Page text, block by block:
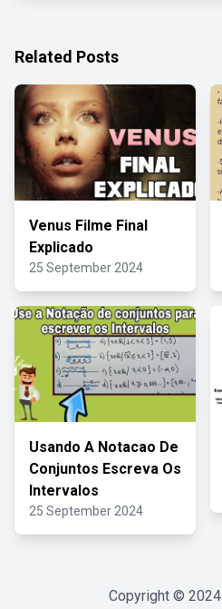
Related Posts
Venus Filme Final
Explicado
25 September 2024
Usando A Notacao De
Conjuntos Escreva Os
Intervalos
25 September 2024
Copyright © 2024